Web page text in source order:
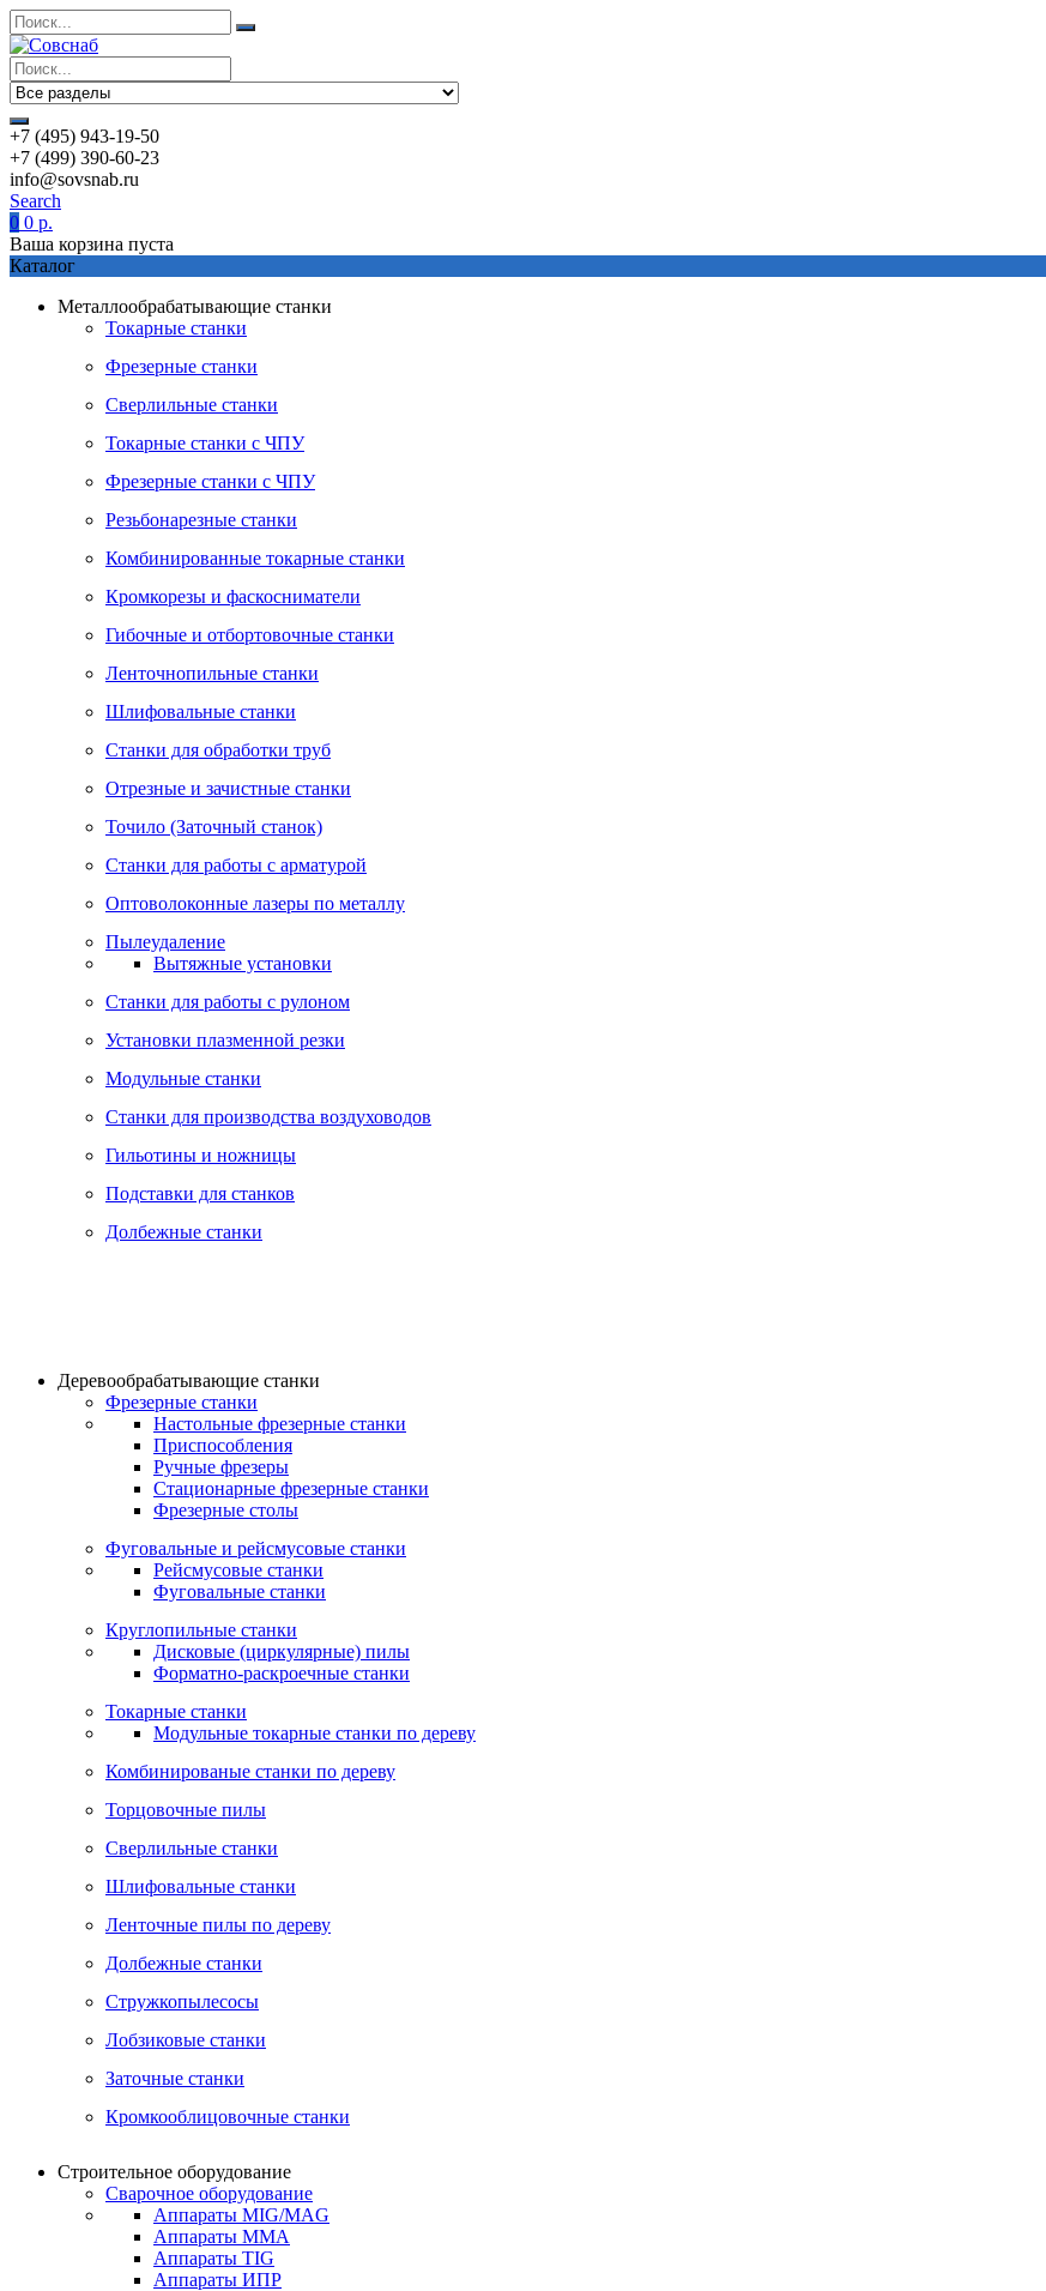
+7 (495) 943-19-50
+7 (499) 390-60-23
info@sovsnab.ru
Search
0 0 р.
Ваша корзина пуста
Каталог
Металлообрабатывающие станки
Токарные станки
Фрезерные станки
Сверлильные станки
Токарные станки с ЧПУ
Фрезерные станки с ЧПУ
Резьбонарезные станки
Комбинированные токарные станки
Кромкорезы и фаскосниматели
Гибочные и отбортовочные станки
Ленточнопильные станки
Шлифовальные станки
Станки для обработки труб
Отрезные и зачистные станки
Точило (Заточный станок)
Станки для работы с арматурой
Оптоволоконные лазеры по металлу
Пылеудаление
Вытяжные установки
Станки для работы с рулоном
Установки плазменной резки
Модульные станки
Станки для производства воздуховодов
Гильотины и ножницы
Подставки для станков
Долбежные станки
Деревообрабатывающие станки
Фрезерные станки
Настольные фрезерные станки
Приспособления
Ручные фрезеры
Стационарные фрезерные станки
Фрезерные столы
Фуговальные и рейсмусовые станки
Рейсмусовые станки
Фуговальные станки
Круглопильные станки
Дисковые (циркулярные) пилы
Форматно-раскроечные станки
Токарные станки
Модульные токарные станки по дереву
Комбинированые станки по дереву
Торцовочные пилы
Сверлильные станки
Шлифовальные станки
Ленточные пилы по дереву
Долбежные станки
Стружкопылесосы
Лобзиковые станки
Заточные станки
Кромкооблицовочные станки
Строительное оборудование
Сварочное оборудование
Аппараты MIG/MAG
Аппараты MMA
Аппараты TIG
Аппараты ИПР